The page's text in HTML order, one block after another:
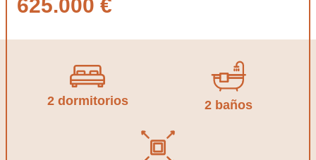
625.000 €
2 dormitorios 2 baños